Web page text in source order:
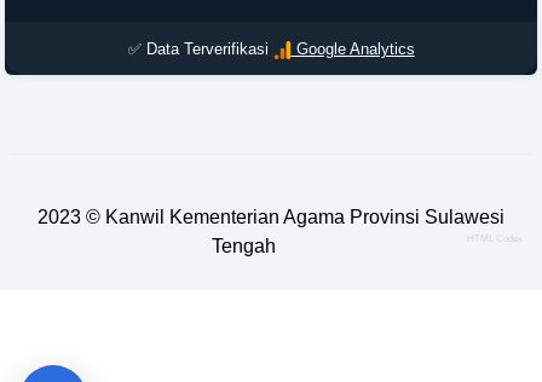
✅ Data Terverifikasi Google Analytics
2023 © Kanwil Kementerian Agama Provinsi Sulawesi
Tengah
HTML Codex